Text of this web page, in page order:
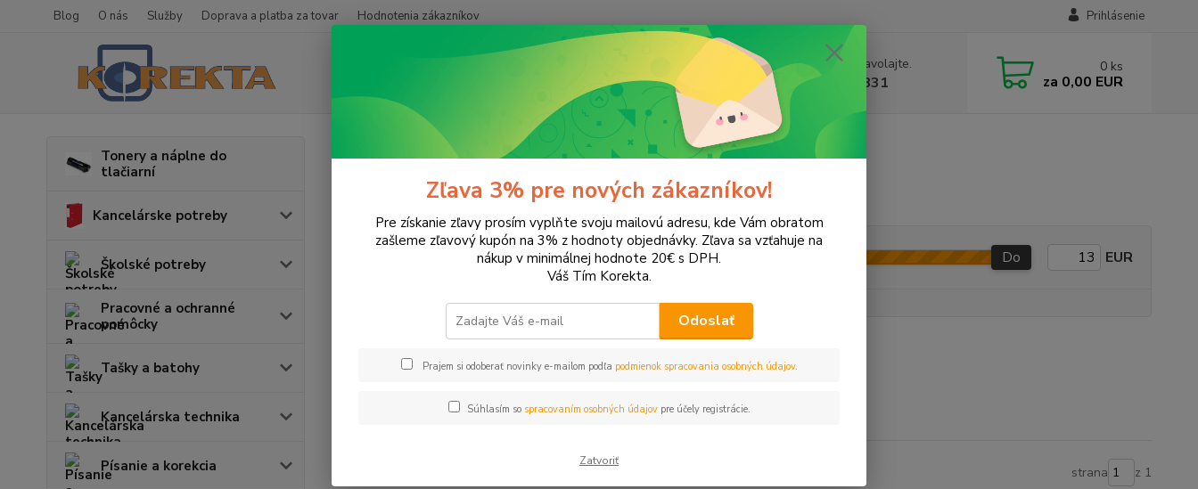
Blog O nás Služby Doprava a platba za tovar Hodnotenia zákazníkov Prihlásenie
Neviete si rady? Zavolajte.
+421 905 615 831
0 ks
za 0,00 EUR
Tonery a náplne do
tlačiarní
Kancelárske potreby
Školské potreby
Pracovné a ochranné
pomôcky
Tašky a batohy
Kancelárska technika
Písanie a korekcia
Tonery a náplne do tlačiarní Hewlett Packard HP OfficeJet OfficeJet 6313
OfficeJet 6313
Upresniť parametre
EUR Od Do EUR
strana z 1
Zľava 3% pre nových zákazníkov!
Pre získanie zľavy prosím vyplňte svoju mailovú adresu, kde Vám obratom
zašleme zľavový kupón na 3% z hodnoty objednávky. Zľava sa vzťahuje na
nákup v minimálnej hodnote 20€ s DPH.
Váš Tím Korekta.
Odoslať
Prajem si odoberať novinky e-mailom podľa podmienok spracovania osobných údajov.
Súhlasím so spracovaním osobných údajovpre účely registrácie.
Zatvoriť